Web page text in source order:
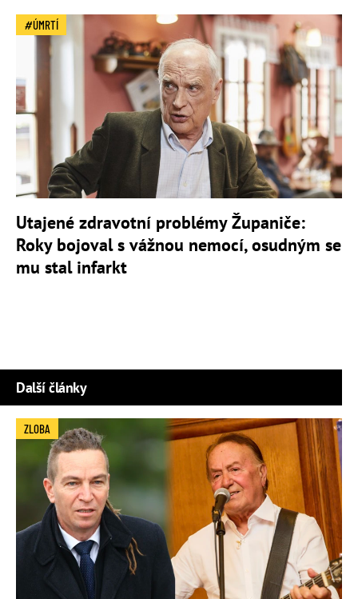
ÚMRTÍ
Utajené zdravotní problémy Županiče:
Roky bojoval s vážnou nemocí, osudným se
mu stal infarkt
Další články
ZLOBA